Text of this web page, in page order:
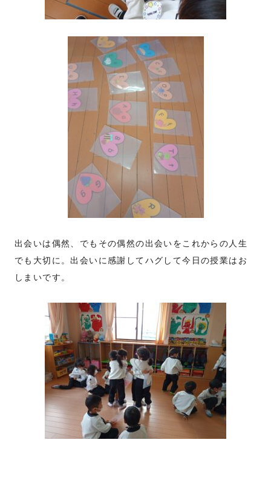
出会いは偶然、でもその偶然の出会いをこれからの人生
でも大切に。出会いに感謝してハグして今日の授業はお
しまいです。